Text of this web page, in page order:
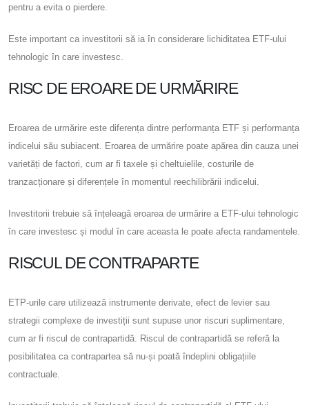
pentru a evita o pierdere.
Este important ca investitorii să ia în considerare lichiditatea ETF-ului
tehnologic în care investesc.
RISC DE EROARE DE URMĂRIRE
Eroarea de urmărire este diferența dintre performanța ETF și performanța
indicelui său subiacent. Eroarea de urmărire poate apărea din cauza unei
varietăți de factori, cum ar fi taxele și cheltuielile, costurile de
tranzacționare și diferențele în momentul reechilibrării indicelui.
Investitorii trebuie să înțeleagă eroarea de urmărire a ETF-ului tehnologic
în care investesc și modul în care aceasta le poate afecta randamentele.
RISCUL DE CONTRAPARTE
ETP-urile care utilizează instrumente derivate, efect de levier sau
strategii complexe de investiții sunt supuse unor riscuri suplimentare,
cum ar fi riscul de contrapartidă. Riscul de contrapartidă se referă la
posibilitatea ca contrapartea să nu-și poată îndeplini obligațiile
contractuale.